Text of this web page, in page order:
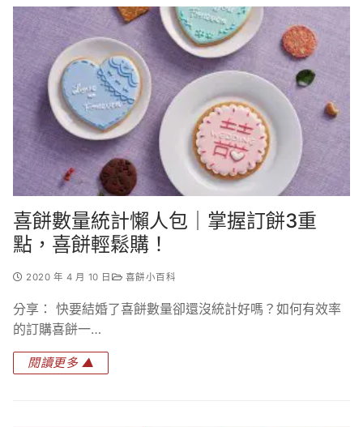
喜餅數量統計懶人包｜掌握訂餅3重
點，喜餅輕鬆購！
2020 年 4 月 10 日 喜餅小百科
分享： 快要結婚了喜餅數量卻還沒統計好嗎？如何有效率
的訂購喜餅一…
閱讀更多 ▲